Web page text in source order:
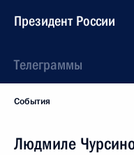
Президент России
Телеграммы
События
Людмиле